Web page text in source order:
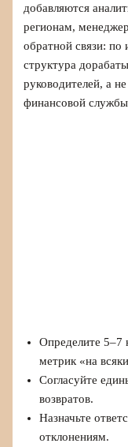
добавляются
регионам,
обратной связи: по
структура
руководителей, а
финансовой
Определите 5–7
метрик «на
Согласуйте
возвратов.
Назначьте
отклонениям.